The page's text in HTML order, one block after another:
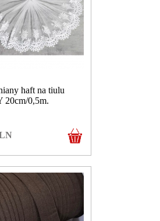
haft na tiulu
0,5m.